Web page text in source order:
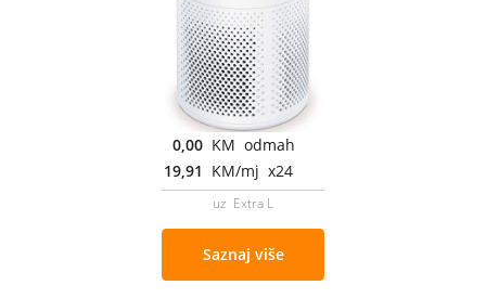
0,00 KM odmah
19,91 KM/mj x24
uz Extra L
Saznaj više